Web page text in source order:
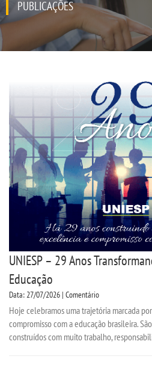
ESTÁGIOS
INFRAESTRUTURA
CPSA
PROUNI
FIES
CURSOS
BACHARELADOS
VESTIBULAR
PUBLICAÇÕES
UNIESP – 29 Anos
Educação
Data: 27/07/2026 | Comentário
Hoje celebramos uma trajetória marcada
compromisso com a educação brasileira.
construídos com muito trabalho,